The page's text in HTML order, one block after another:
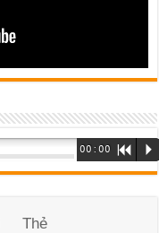
00:00 R P
Thẻ